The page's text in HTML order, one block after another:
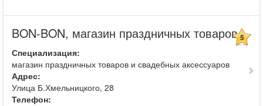
BON-BON, магазин праздничных товаров5
Специализация:
магазин праздничных товаров и свадебных аксессуаров
Адрес:
Улица Б.Хмельницкого, 28
Телефон: